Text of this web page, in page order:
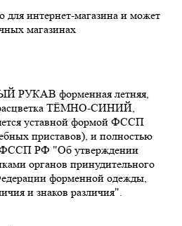
для интернет-магазина и может
магазинах
форменная летняя,
расцветка ТЁМНО-СИНИЙ,
уставной формой ФССП
приставов), и полностью
ФССП РФ "Об утверждении
органов принудительного
форменной одежды,
и знаков различия".